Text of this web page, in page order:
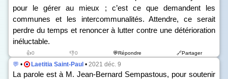
pour le gérer au mieux ; c’est ce que demandent les
communes et les intercommunalités. Attendre, ce serait
perdre du temps et renoncer à lutter contre une détérioration
inéluctable.
👍0 👎0 💬Répondre 🔗Partager
💬 • Laetitia Saint-Paul • 2021 déc. 9
La parole est à M. Jean-Bernard Sempastous, pour soutenir